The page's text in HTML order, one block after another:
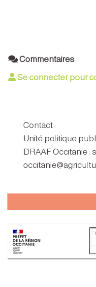
Commentaires
Se connecter pour
Contact :
Unité politique
DRAAF Occitanie :